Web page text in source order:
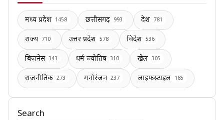
मध्य प्रदेश 1458 छत्तीसगढ़ 993 देश 781
राज्य 710 उत्तर प्रदेश 578 विदेश 536
बिज़नेस 343 धर्म ज्योतिष 310 खेल 305
राजनीतिक 273 मनोरंजन 237 लाइफस्टाइल 185
Search